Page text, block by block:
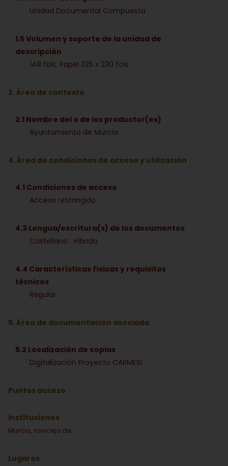
Unidad Documental Compuesta
1.5 Volumen y soporte de la unidad de
descripción
148 fols. Papel 325 x 230 fols.
2. Área de contexto
2.1 Nombre del o de los productor(es)
Ayuntamiento de Murcia
4. Área de condiciones de acceso y utilización
4.1 Condiciones de acceso
Acceso restringido
4.3 Lengua/escritura(s) de los documentos
Castellano ; Híbrida
4.4 Características físicas y requisitos
técnicos
Regular
5. Área de documentación asociada
5.2 Localización de copias
Digitalización Proyecto CARMESi
Puntos acceso
Instituciones
Murcia, concejo de
Lugares